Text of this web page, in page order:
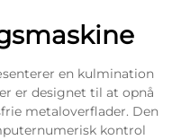
en kulmination
er designet til at opnå
metaloverflader. Den
kontrol